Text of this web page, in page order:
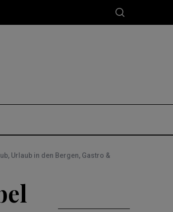
, Urlaub in den Bergen, Gastro &